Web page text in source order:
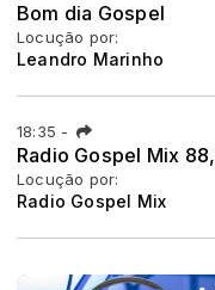
Bom dia Gospel
Locução por:
Leandro Marinho
18:35 -
Radio Gospel Mix
Locução por:
Radio Gospel Mix